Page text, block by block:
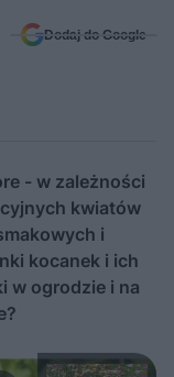
Dodaj do Google
- w zależności
kwiatów
i
kocanek i ich
w ogrodzie i na